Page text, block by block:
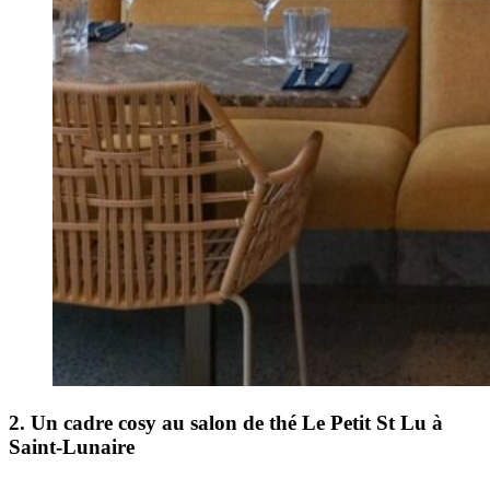
2. Un cadre cosy au salon de thé Le Petit St Lu à
Saint-Lunaire